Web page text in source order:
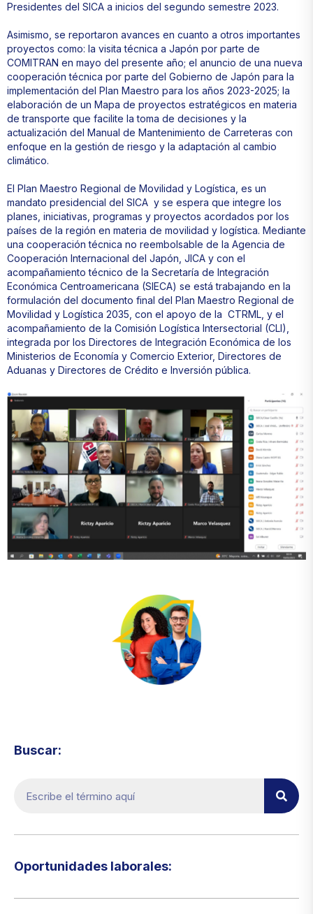
Presidentes del SICA a inicios del segundo semestre 2023.
Asimismo, se reportaron avances en cuanto a otros importantes
proyectos como: la visita técnica a Japón por parte de
COMITRAN en mayo del presente año; el anuncio de una nueva
cooperación técnica por parte del Gobierno de Japón para la
implementación del Plan Maestro para los años 2023-2025; la
elaboración de un Mapa de proyectos estratégicos en materia
de transporte que facilite la toma de decisiones y la
actualización del Manual de Mantenimiento de Carreteras con
enfoque en la gestión de riesgo y la adaptación al cambio
climático.
El Plan Maestro Regional de Movilidad y Logística, es un
mandato presidencial del SICA y se espera que integre los
planes, iniciativas, programas y proyectos acordados por los
países de la región en materia de movilidad y logística. Mediante
una cooperación técnica no reembolsable de la Agencia de
Cooperación Internacional del Japón, JICA y con el
acompañamiento técnico de la Secretaría de Integración
Económica Centroamericana (SIECA) se está trabajando en la
formulación del documento final del Plan Maestro Regional de
Movilidad y Logística 2035, con el apoyo de la CTRML, y el
acompañamiento de la Comisión Logística Intersectorial (CLI),
integrada por los Directores de Integración Económica de los
Ministerios de Economía y Comercio Exterior, Directores de
Aduanas y Directores de Crédito e Inversión pública.
Buscar:
Oportunidades laborales:​